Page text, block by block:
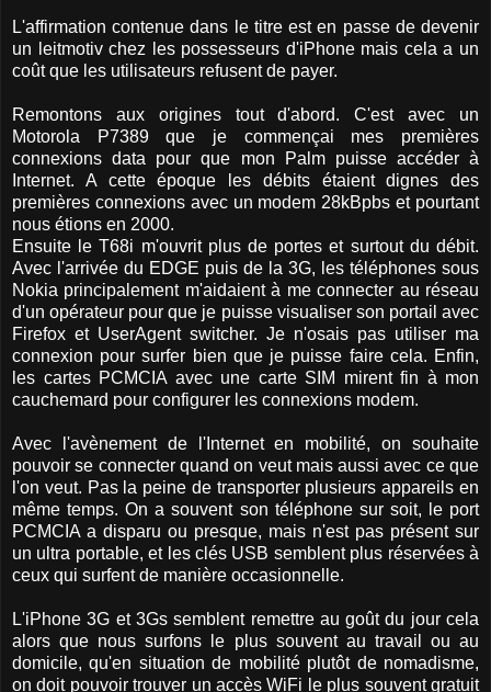
L'affirmation contenue dans le titre est en passe de devenir
un leitmotiv chez les possesseurs d'iPhone mais cela a un
coût que les utilisateurs refusent de payer.
Remontons aux origines tout d'abord. C'est avec un
Motorola P7389 que je commençai mes premières
connexions data pour que mon Palm puisse accéder à
Internet. A cette époque les débits étaient dignes des
premières connexions avec un modem 28kBpbs et pourtant
nous étions en 2000.
Ensuite le T68i m'ouvrit plus de portes et surtout du débit.
Avec l'arrivée du EDGE puis de la 3G, les téléphones sous
Nokia principalement m'aidaient à me connecter au réseau
d'un opérateur pour que je puisse visualiser son portail avec
Firefox et UserAgent switcher. Je n'osais pas utiliser ma
connexion pour surfer bien que je puisse faire cela. Enfin,
les cartes PCMCIA avec une carte SIM mirent fin à mon
cauchemard pour configurer les connexions modem.
Avec l'avènement de l'Internet en mobilité, on souhaite
pouvoir se connecter quand on veut mais aussi avec ce que
l'on veut. Pas la peine de transporter plusieurs appareils en
même temps. On a souvent son téléphone sur soit, le port
PCMCIA a disparu ou presque, mais n'est pas présent sur
un ultra portable, et les clés USB semblent plus réservées à
ceux qui surfent de manière occasionnelle.
L'iPhone 3G et 3Gs semblent remettre au goût du jour cela
alors que nous surfons le plus souvent au travail ou au
domicile, qu'en situation de mobilité plutôt de nomadisme,
on doit pouvoir trouver un accès WiFi le plus souvent gratuit